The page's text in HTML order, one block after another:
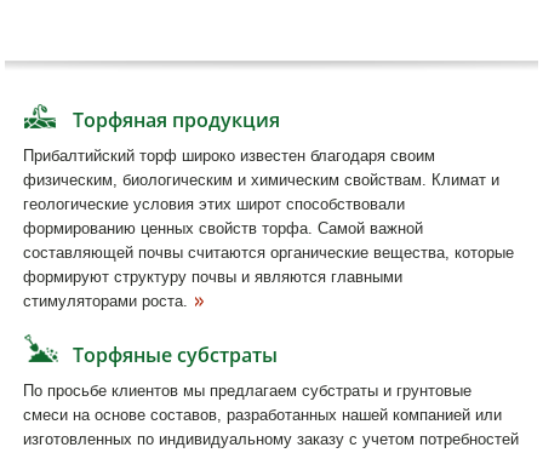
Торфяная продукция
Прибалтийский торф широко известен благодаря своим
физическим, биологическим и химическим свойствам. Климат и
геологические условия этих широт способствовали
формированию ценных свойств торфа. Самой важной
составляющей почвы считаются органические вещества, которые
формируют структуру почвы и являются главными
стимуляторами роста.
Торфяные субстраты
По просьбе клиентов мы предлагаем субстраты и грунтовые
смеси на основе составов, разработанных нашей компанией или
изготовленных по индивидуальному заказу с учетом потребностей